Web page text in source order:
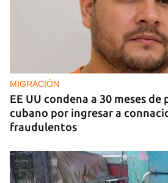
La hija de un diplomático
EE UU en 2003 está bajo
MIGRACIÓN
EE UU condena a 30 meses de
cubano por ingresar a
fraudulentos